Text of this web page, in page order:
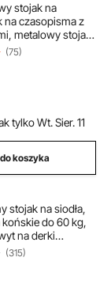
stojak na
na czasopisma z
metalowy stojak
na katalogi, stojak
podłogowa,
gazet na pokazy
(75)
tylko Wt. Sier. 11
koszyka
stojak na siodła,
końskie do 60 kg,
na derki
stalowy stojak
i westernowe,
uzdy, czarny
(315)